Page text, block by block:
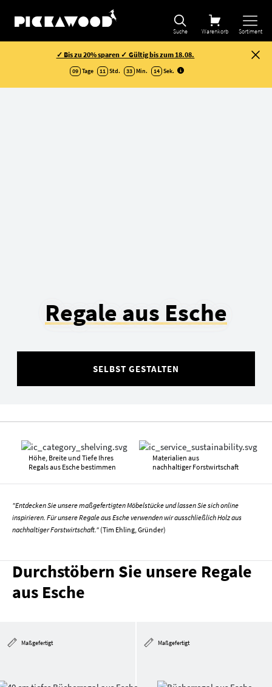
Suche Warenkorb Sortiment
✓ Bis zu 20% sparen ✓ Gültig bis zum 18.08.
09 Tage 11 Std. 33 Min. 13 Sek.
Regale aus Esche
SELBST GESTALTEN
Höhe, Breite und Tiefe Ihres
Regals aus Esche bestimmen
Materialien aus
nachhaltiger Forstwirtschaft
"Entdecken Sie unsere maßgefertigten Möbelstücke und lassen Sie sich online
inspirieren. Für unsere Regale aus Esche verwenden wir ausschließlich Holz aus
nachhaltiger Forstwirtschaft." (Tim Ehling, Gründer)
Durchstöbern Sie unsere Regale
aus Esche
Maßgefertigt Maßgefertigt